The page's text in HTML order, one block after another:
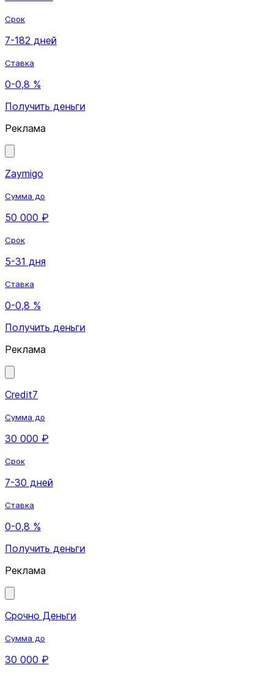
Срок
7-182 дней
Ставка
0-0,8 %
Получить деньги
Реклама
Zaymigo
Сумма до
50 000 ₽
Срок
5-31 дня
Ставка
0-0,8 %
Получить деньги
Реклама
Credit7
Сумма до
30 000 ₽
Срок
7-30 дней
Ставка
0-0,8 %
Получить деньги
Реклама
Срочно Деньги
Сумма до
30 000 ₽